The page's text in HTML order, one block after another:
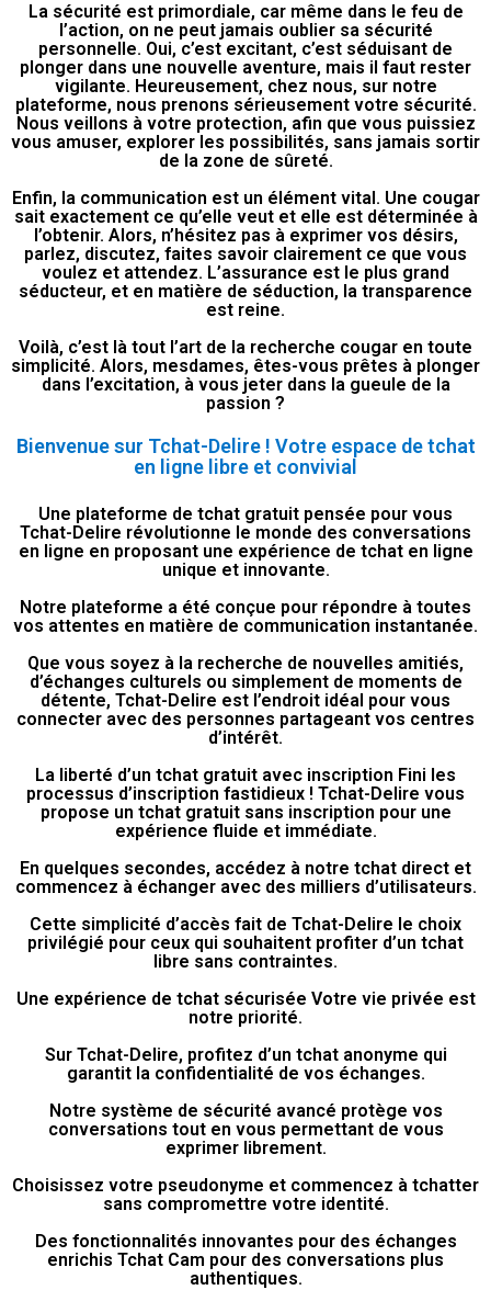
La sécurité est primordiale, car même dans le feu de
l’action, on ne peut jamais oublier sa sécurité
personnelle. Oui, c’est excitant, c’est séduisant de
plonger dans une nouvelle aventure, mais il faut rester
vigilante. Heureusement, chez nous, sur notre
plateforme, nous prenons sérieusement votre sécurité.
Nous veillons à votre protection, afin que vous puissiez
vous amuser, explorer les possibilités, sans jamais sortir
de la zone de sûreté.
Enfin, la communication est un élément vital. Une cougar
sait exactement ce qu’elle veut et elle est déterminée à
l’obtenir. Alors, n’hésitez pas à exprimer vos désirs,
parlez, discutez, faites savoir clairement ce que vous
voulez et attendez. L’assurance est le plus grand
séducteur, et en matière de séduction, la transparence
est reine.
Voilà, c’est là tout l’art de la recherche cougar en toute
simplicité. Alors, mesdames, êtes-vous prêtes à plonger
dans l’excitation, à vous jeter dans la gueule de la
passion ?
Bienvenue sur Tchat-Delire ! Votre espace de tchat
en ligne libre et convivial
Une plateforme de tchat gratuit pensée pour vous
Tchat-Delire révolutionne le monde des conversations
en ligne en proposant une expérience de tchat en ligne
unique et innovante.
Notre plateforme a été conçue pour répondre à toutes
vos attentes en matière de communication instantanée.
Que vous soyez à la recherche de nouvelles amitiés,
d’échanges culturels ou simplement de moments de
détente, Tchat-Delire est l’endroit idéal pour vous
connecter avec des personnes partageant vos centres
d’intérêt.
La liberté d’un tchat gratuit avec inscription Fini les
processus d’inscription fastidieux ! Tchat-Delire vous
propose un tchat gratuit sans inscription pour une
expérience fluide et immédiate.
En quelques secondes, accédez à notre tchat direct et
commencez à échanger avec des milliers d’utilisateurs.
Cette simplicité d’accès fait de Tchat-Delire le choix
privilégié pour ceux qui souhaitent profiter d’un tchat
libre sans contraintes.
Une expérience de tchat sécurisée Votre vie privée est
notre priorité.
Sur Tchat-Delire, profitez d’un tchat anonyme qui
garantit la confidentialité de vos échanges.
Notre système de sécurité avancé protège vos
conversations tout en vous permettant de vous
exprimer librement.
Choisissez votre pseudonyme et commencez à tchatter
sans compromettre votre identité.
Des fonctionnalités innovantes pour des échanges
enrichis Tchat Cam pour des conversations plus
authentiques.